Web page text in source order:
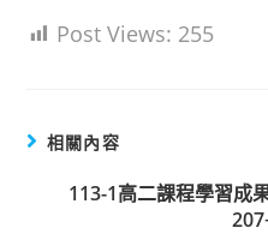
Post Views: 255
相關內容
113-1高二課程學習成